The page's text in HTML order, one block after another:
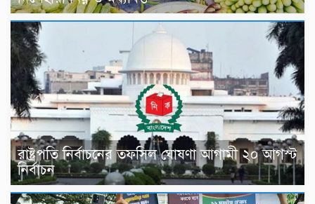
রাষ্ট্রপতি নির্বাচনের তফসিল ঘোষণা আগামী ২০ আগস্ট
নির্বাচন